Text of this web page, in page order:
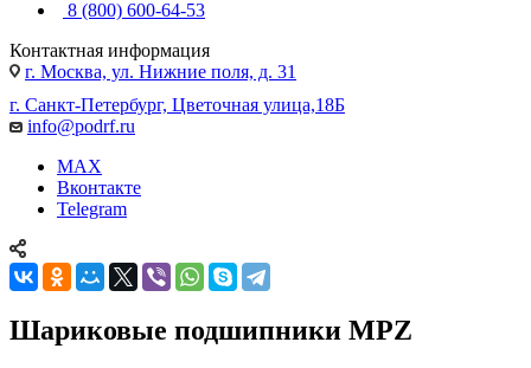
8 (800) 600-64-53
Контактная информация
г. Москва, ул. Нижние поля, д. 31
г. Санкт-Петербург, Цветочная улица,18Б
info@podrf.ru
MAX
Вконтакте
Telegram
Шариковые подшипники MPZ